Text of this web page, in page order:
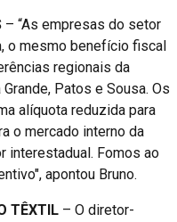
– “As empresas do setor
o mesmo benefício fiscal
regionais da
Patos e Sousa. Os
alíquota reduzida para
o mercado interno da
interestadual. Fomos ao
apontou Bruno.
TÊXTIL – O diretor-